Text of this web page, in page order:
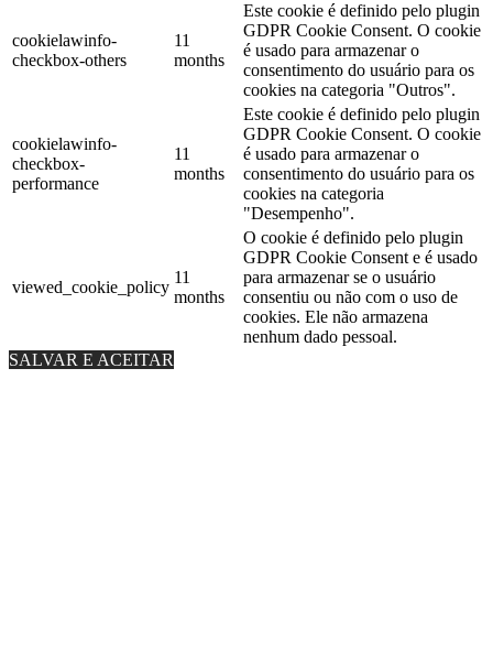
cookielawinfo-
checkbox-others
11
months
Este cookie é definido pelo plugin
GDPR Cookie Consent. O cookie
é usado para armazenar o
consentimento do usuário para os
cookies na categoria "Outros".
cookielawinfo-
checkbox-
performance
11
months
Este cookie é definido pelo plugin
GDPR Cookie Consent. O cookie
é usado para armazenar o
consentimento do usuário para os
cookies na categoria
"Desempenho".
viewed_cookie_policy
11
months
O cookie é definido pelo plugin
GDPR Cookie Consent e é usado
para armazenar se o usuário
consentiu ou não com o uso de
cookies. Ele não armazena
nenhum dado pessoal.
SALVAR E ACEITAR